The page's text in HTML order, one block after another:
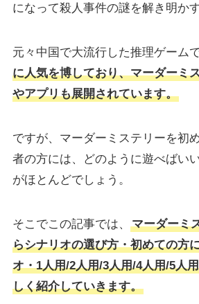
になって殺人事件の謎を解き明か
元々中国で大流行した推理ゲーム
に人気を博しており、マーダーミ
やアプリも展開されています。
ですが、マーダーミステリーを初
者の方には、どのように遊べばい
がほとんどでしょう。
そこでこの記事では、
マーダーミ
らシナリオの選び方・初めての方
オ・1人用/2人用/3人用/4人用/5人
しく紹介していきます。